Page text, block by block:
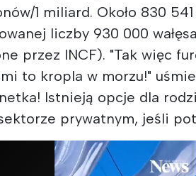
1 miliard. Około 830
liczby 930 000
przez INCF). "Tak więc
to kropla w morzu!"
Istnieją opcje dla
prywatnym, jeśli